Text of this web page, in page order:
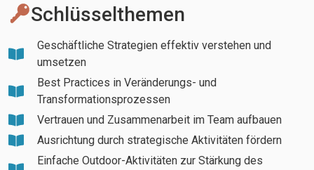
Schlüsselthemen
Geschäftliche Strategien effektiv verstehen und
umsetzen
Best Practices in Veränderungs- und
Transformationsprozessen
Vertrauen und Zusammenarbeit im Team aufbauen
Ausrichtung durch strategische Aktivitäten fördern
Einfache Outdoor-Aktivitäten zur Stärkung des